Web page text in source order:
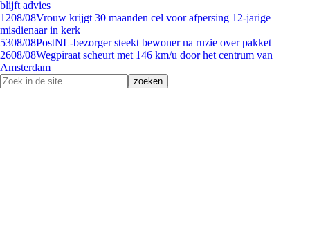
blijft advies
1208/08Vrouw krijgt 30 maanden cel voor afpersing 12-jarige
misdienaar in kerk
5308/08PostNL-bezorger steekt bewoner na ruzie over pakket
2608/08Wegpiraat scheurt met 146 km/u door het centrum van
Amsterdam